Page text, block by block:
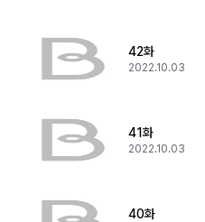
42화
2022.10.03
41화
2022.10.03
40화